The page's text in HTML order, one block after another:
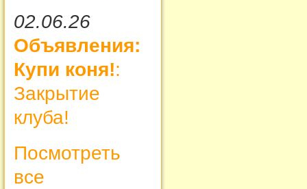
02.06.26
Объявления:
Купи коня!:
Закрытие
клуба!
Посмотреть
все